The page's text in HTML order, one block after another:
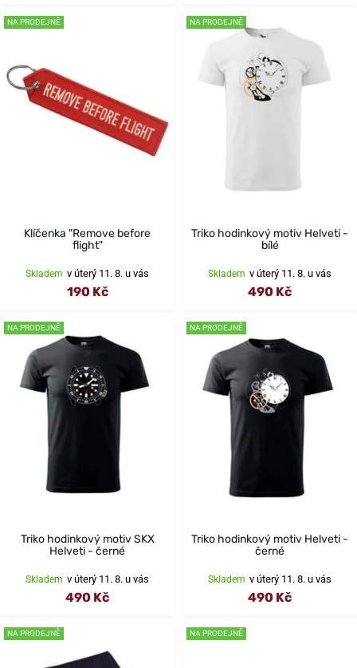
NA PRODEJNĚ
Klíčenka "Remove before
flight"
Skladem v úterý 11. 8. u vás
190 Kč
NA PRODEJNĚ
Triko hodinkový motiv Helveti -
bílé
Skladem v úterý 11. 8. u vás
490 Kč
NA PRODEJNĚ
Triko hodinkový motiv SKX
Helveti - černé
Skladem v úterý 11. 8. u vás
490 Kč
NA PRODEJNĚ
Triko hodinkový motiv Helveti -
černé
Skladem v úterý 11. 8. u vás
490 Kč
NA PRODEJNĚ NA PRODEJNĚ